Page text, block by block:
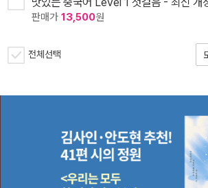
판매가 13,500원
전체선택